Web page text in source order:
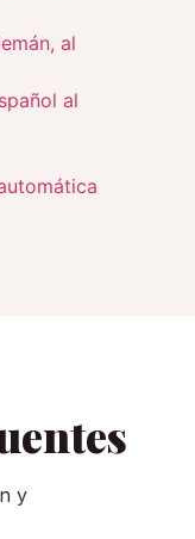
al
al
y